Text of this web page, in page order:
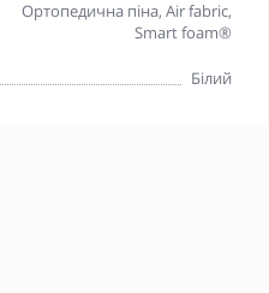
Ортопедична піна, Air fabric,
Smart foam®
Білий